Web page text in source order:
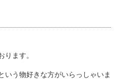
ります。
いう物好きな方がいらっしゃいま